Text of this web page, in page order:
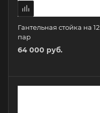
Гантельная стойка на 12
пар
64 000 руб.